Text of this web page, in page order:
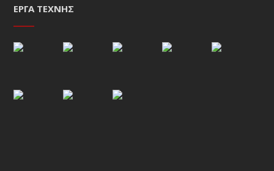
ΈΡΓΑ ΤΈΧΝΗΣ